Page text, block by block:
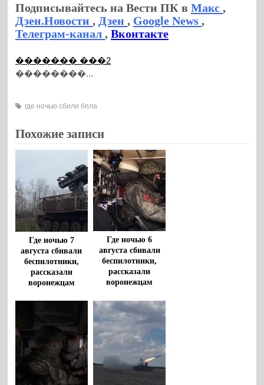
Подписывайтесь на Вести ПК вМакс,
Дзен.Новости, Дзен, Google News,
Телеграм-канал,Вконтакте
������� ���2
��������...
где ночью сбили бпла
Похожие записи
Где ночью 7
августа сбивали
беспилотники,
рассказали
воронежцам
Где ночью 6
августа сбивали
беспилотники,
рассказали
воронежцам